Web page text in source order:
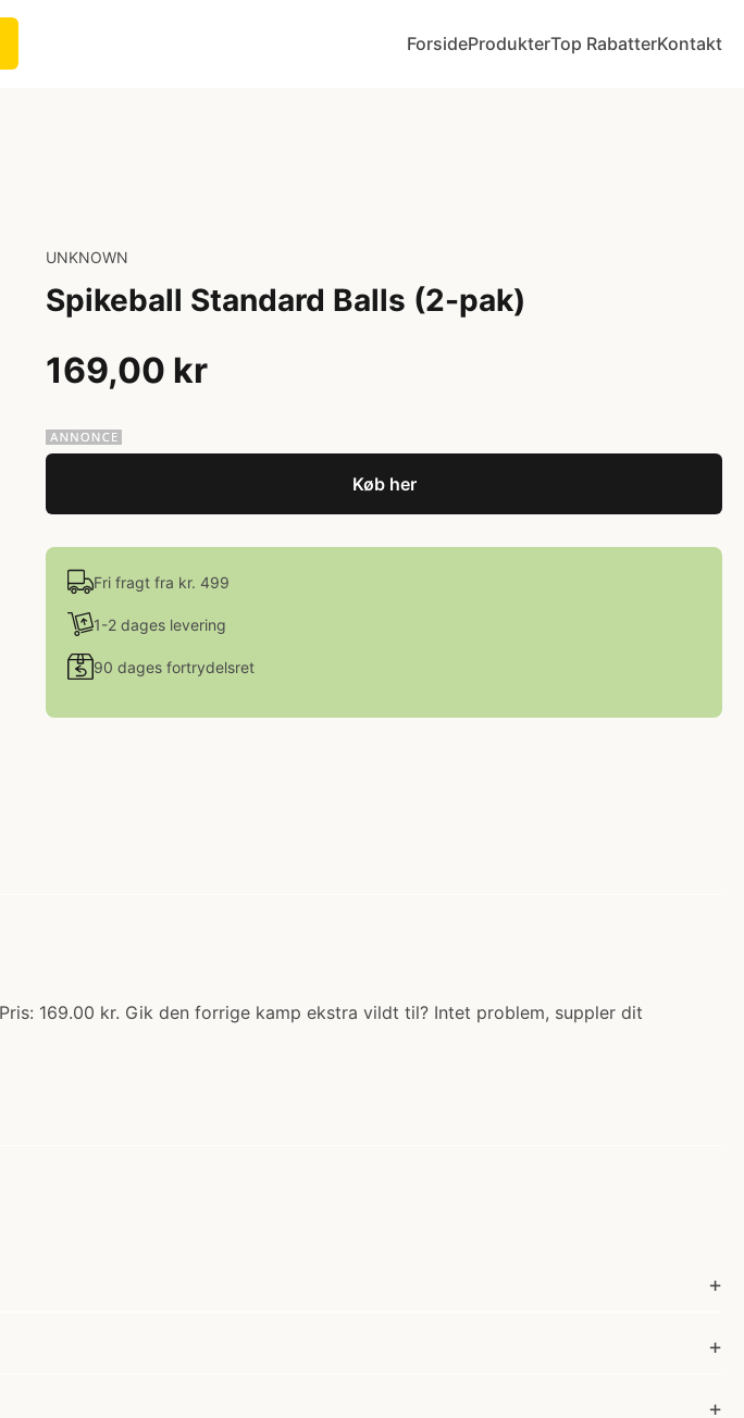
ForsideProdukterTop RabatterKontakt
UNKNOWN
Spikeball Standard Balls (2-pak)
169,00 kr
Køb her
Fri fragt fra kr. 499
1-2 dages levering
90 dages fortrydelsret
169.00 kr. Gik den forrige kamp ekstra vildt til? Intet problem, suppler dit